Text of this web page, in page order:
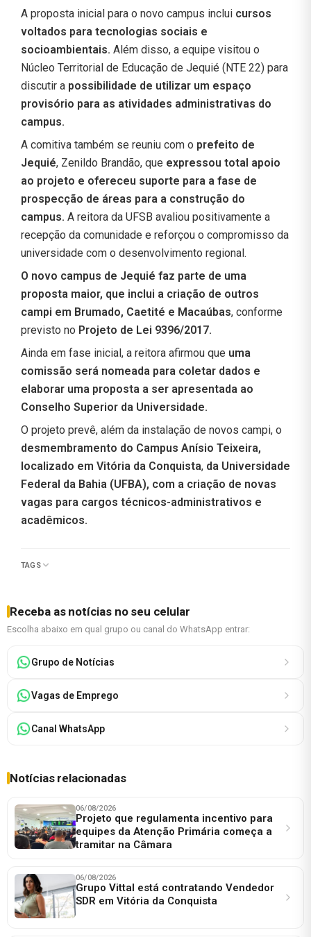
A proposta inicial para o novo campus inclui cursos
voltados para tecnologias sociais e
socioambientais. Além disso, a equipe visitou o
Núcleo Territorial de Educação de Jequié (NTE 22) para
discutir a possibilidade de utilizar um espaço
provisório para as atividades administrativas do
campus.
A comitiva também se reuniu com o prefeito de
Jequié, Zenildo Brandão, que expressou total apoio
ao projeto e ofereceu suporte para a fase de
prospecção de áreas para a construção do
campus. A reitora da UFSB avaliou positivamente a
recepção da comunidade e reforçou o compromisso da
universidade com o desenvolvimento regional.
O novo campus de Jequié faz parte de uma
proposta maior, que inclui a criação de outros
campi em Brumado, Caetité e Macaúbas, conforme
previsto no Projeto de Lei 9396/2017.
Ainda em fase inicial, a reitora afirmou que uma
comissão será nomeada para coletar dados e
elaborar uma proposta a ser apresentada ao
Conselho Superior da Universidade.
O projeto prevê, além da instalação de novos campi, o
desmembramento do Campus Anísio Teixeira,
localizado em Vitória da Conquista, da Universidade
Federal da Bahia (UFBA), com a criação de novas
vagas para cargos técnicos-administrativos e
acadêmicos.
TAGS
Receba as notícias no seu celular
Escolha abaixo em qual grupo ou canal do WhatsApp entrar:
Grupo de Notícias
Vagas de Emprego
Canal WhatsApp
Notícias relacionadas
06/08/2026
Projeto que regulamenta incentivo para
equipes da Atenção Primária começa a
tramitar na Câmara
06/08/2026
Grupo Vittal está contratando Vendedor
SDR em Vitória da Conquista